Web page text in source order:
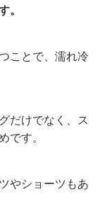
。
ことで、濡れ冷
だけでなく、ス
です。
やショーツもあ